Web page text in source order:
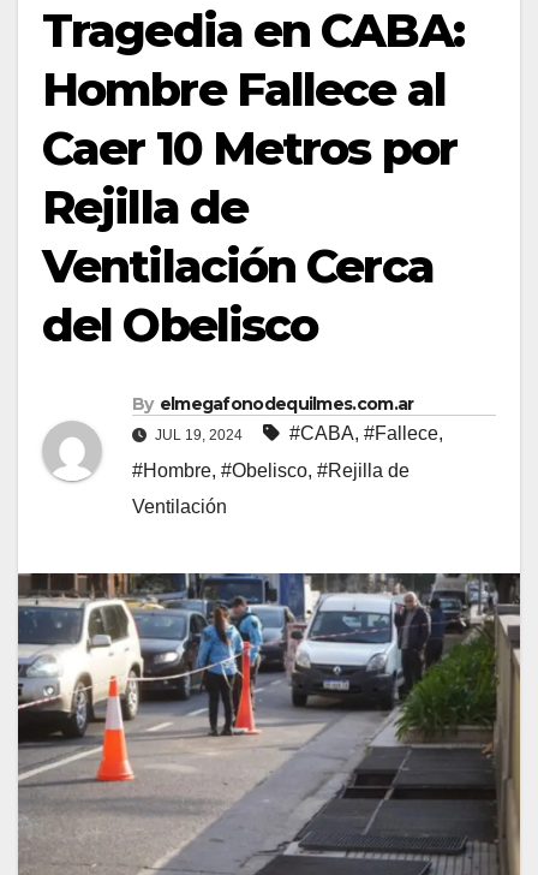
Tragedia en CABA:
Hombre Fallece al
Caer 10 Metros por
Rejilla de
Ventilación Cerca
del Obelisco
By elmegafonodequilmes.com.ar
JUL 19, 2024 #CABA, #Fallece,
#Hombre, #Obelisco, #Rejilla de
Ventilación